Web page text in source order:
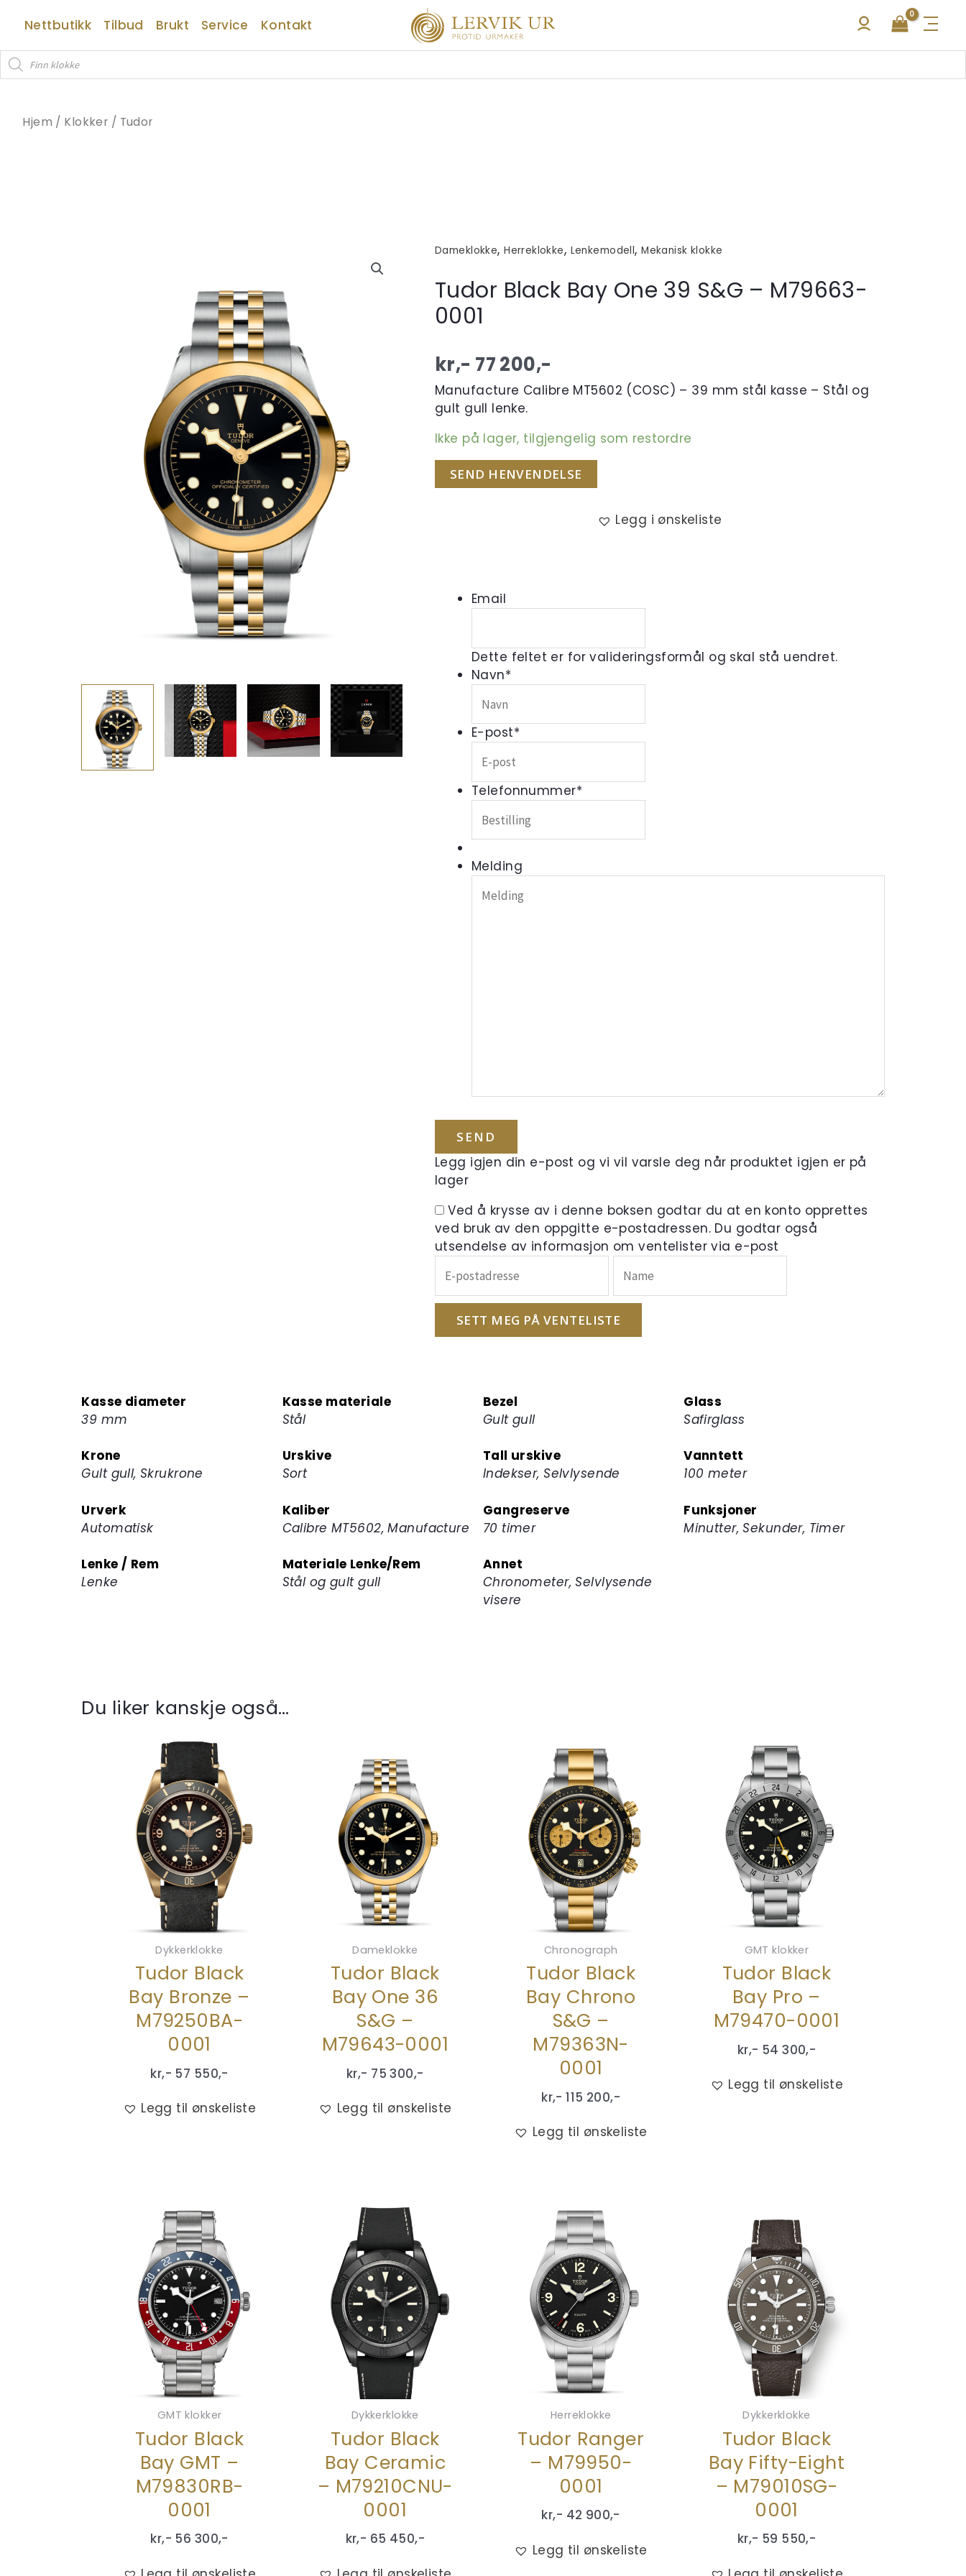
innholdet
Nettbutikk Tilbud Brukt Service
Kontakt
Products
search
Hjem / Klokker / Tudor
Dameklokke,Herreklokke, Lenkemodell,Mekanisk klokke
Tudor Black Bay One 39 S&G – M79663-
0001
kr,- 77 200,-
Manufacture Calibre MT5602 (COSC) – 39 mm stål kasse – Stål og
gult gull lenke.
Ikke på lager, tilgjengelig som restordre
SEND HENVENDELSE
Legg i ønskeliste
Email
Dette feltet er for valideringsformål og skal stå uendret.
Navn*
E-post*
Telefonnummer*
Melding
Legg igjen din e-post og vi vil varsle deg når produktet igjen er på
lager
Ved å krysse av i denne boksen godtar du at en konto opprettes
ved bruk av den oppgitte e-postadressen. Du godtar også
utsendelse av informasjon om ventelister via e-post
inn
e-
postadressen
din
SETT MEG PÅ VENTELISTE
Kasse diameter
39 mm
Kasse materiale
Stål
Bezel
Gult gull
Glass
Safirglass
Krone
Gult gull, Skrukrone
Urskive
Sort
Tall urskive
Indekser, Selvlysende
Vanntett
100 meter
Urverk
Automatisk
Kaliber
Calibre MT5602, Manufacture
Gangreserve
70 timer
Funksjoner
Minutter, Sekunder, Timer
Lenke / Rem
Lenke
Materiale Lenke/Rem
Stål og gult gull
Annet
Chronometer, Selvlysende
visere
Du liker kanskje også…
Dykkerklokke
Tudor Black
Bay Bronze –
M79250BA-
0001
kr,- 57 550,-
Legg til ønskeliste
Dameklokke
Tudor Black
Bay One 36
S&G –
M79643-0001
kr,- 75 300,-
Legg til ønskeliste
Chronograph
Tudor Black
Bay Chrono
S&G –
M79363N-
0001
kr,- 115 200,-
Legg til ønskeliste
GMT klokker
Tudor Black
Bay Pro –
M79470-0001
kr,- 54 300,-
Legg til ønskeliste
GMT klokker
Tudor Black
Bay GMT –
M79830RB-
0001
kr,- 56 300,-
Dykkerklokke
Tudor Black
Bay Ceramic
– M79210CNU-
0001
kr,- 65 450,-
Herreklokke
Tudor Ranger
– M79950-
0001
kr,- 42 900,-
Legg til ønskeliste
Dykkerklokke
Tudor Black
Bay Fifty-Eight
– M79010SG-
0001
kr,- 59 550,-